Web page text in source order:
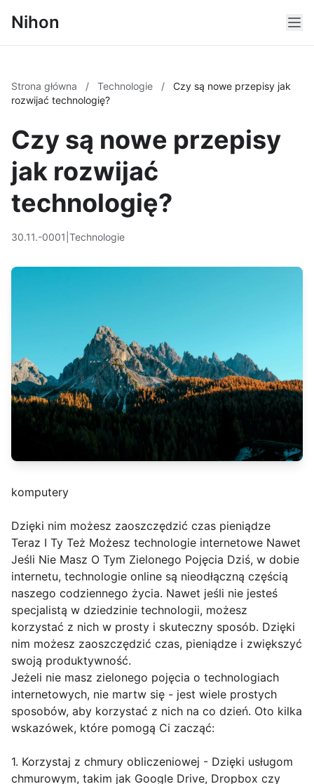
Nihon
Strona główna / Technologie /
Czy są nowe przepisy jak
rozwijać technologię?
Czy są nowe przepisy
jak rozwijać
technologię?
30.11.-0001 Technologie
komputery
Dzięki nim możesz zaoszczędzić czas pieniądze
Teraz I Ty Też Możesz technologie internetowe Nawet
Jeśli Nie Masz O Tym Zielonego Pojęcia Dziś, w dobie
internetu, technologie online są nieodłączną częścią
naszego codziennego życia. Nawet jeśli nie jesteś
specjalistą w dziedzinie technologii, możesz
korzystać z nich w prosty i skuteczny sposób. Dzięki
nim możesz zaoszczędzić czas, pieniądze i zwiększyć
swoją produktywność.
Jeżeli nie masz zielonego pojęcia o technologiach
internetowych, nie martw się - jest wiele prostych
sposobów, aby korzystać z nich na co dzień. Oto kilka
wskazówek, które pomogą Ci zacząć:
1. Korzystaj z chmury obliczeniowej - Dzięki usługom
chmurowym, takim jak Google Drive, Dropbox czy